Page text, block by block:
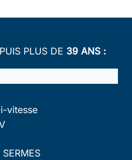
PLUS DE 39 ANS :
vitesse